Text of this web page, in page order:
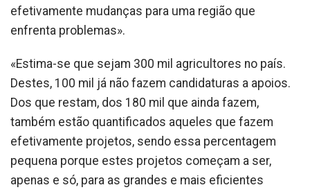
efetivamente mudanças para uma região que
enfrenta problemas».
«Estima-se que sejam 300 mil agricultores no país.
Destes, 100 mil já não fazem candidaturas a apoios.
Dos que restam, dos 180 mil que ainda fazem,
também estão quantificados aqueles que fazem
efetivamente projetos, sendo essa percentagem
pequena porque estes projetos começam a ser,
apenas e só, para as grandes e mais eficientes